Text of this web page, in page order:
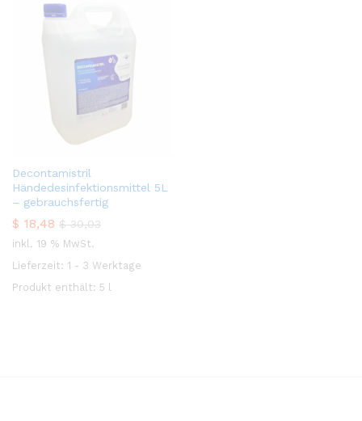
Decontamistril
Händedesinfektionsmittel 5L
– gebrauchsfertig
$ 18,48 $30,03
inkl. 19 % MwSt.
Lieferzeit: 1 - 3 Werktage
Produkt enthält: 5 l